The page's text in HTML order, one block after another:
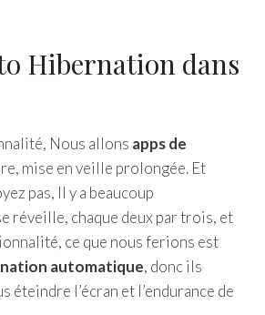
Hibernation dans
Nous allons apps de
mise en veille prolongée. Et
pas, Il y a beaucoup
réveille, chaque deux par trois, et
ce que nous ferions est
automatique, donc ils
éteindre l’écran et l’endurance de